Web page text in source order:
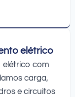
elétrico
elétrico com
carga,
e circuitos